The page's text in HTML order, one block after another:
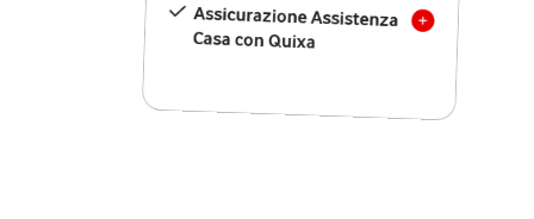
Assicurazione Assistenza
Casa con Quixa